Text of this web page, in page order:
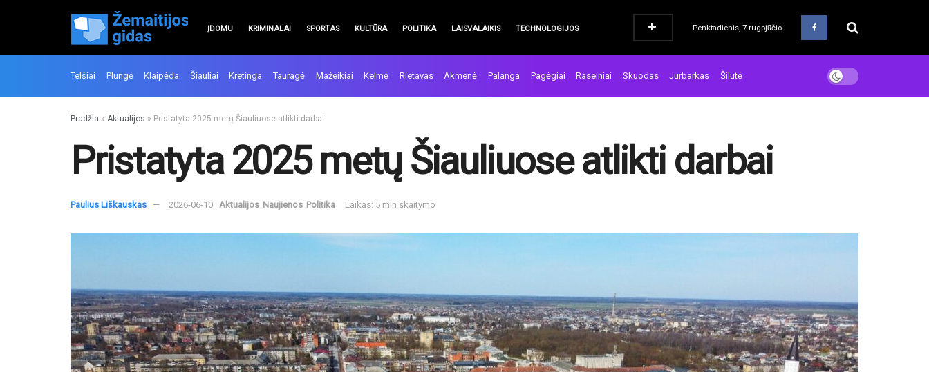
ĮDOMU KRIMINALAI SPORTAS KULTŪRA POLITIKA LAISVALAIKIS TECHNOLOGIJOS Penktadienis, 7 rugpjūčio
Telšiai Plungė Klaipėda Šiauliai Kretinga Tauragė Mažeikiai Kelmė Rietavas Akmenė Palanga Pagėgiai Raseiniai Skuodas Jurbarkas Šilutė
Pradžia » Aktualijos » Pristatyta 2025 metų Šiauliuose atlikti darbai
Pristatyta 2025 metų Šiauliuose atlikti darbai
Paulius Liškauskas 2026-06-10 Aktualijos Naujienos Politika Laikas: 5 min skaitymo